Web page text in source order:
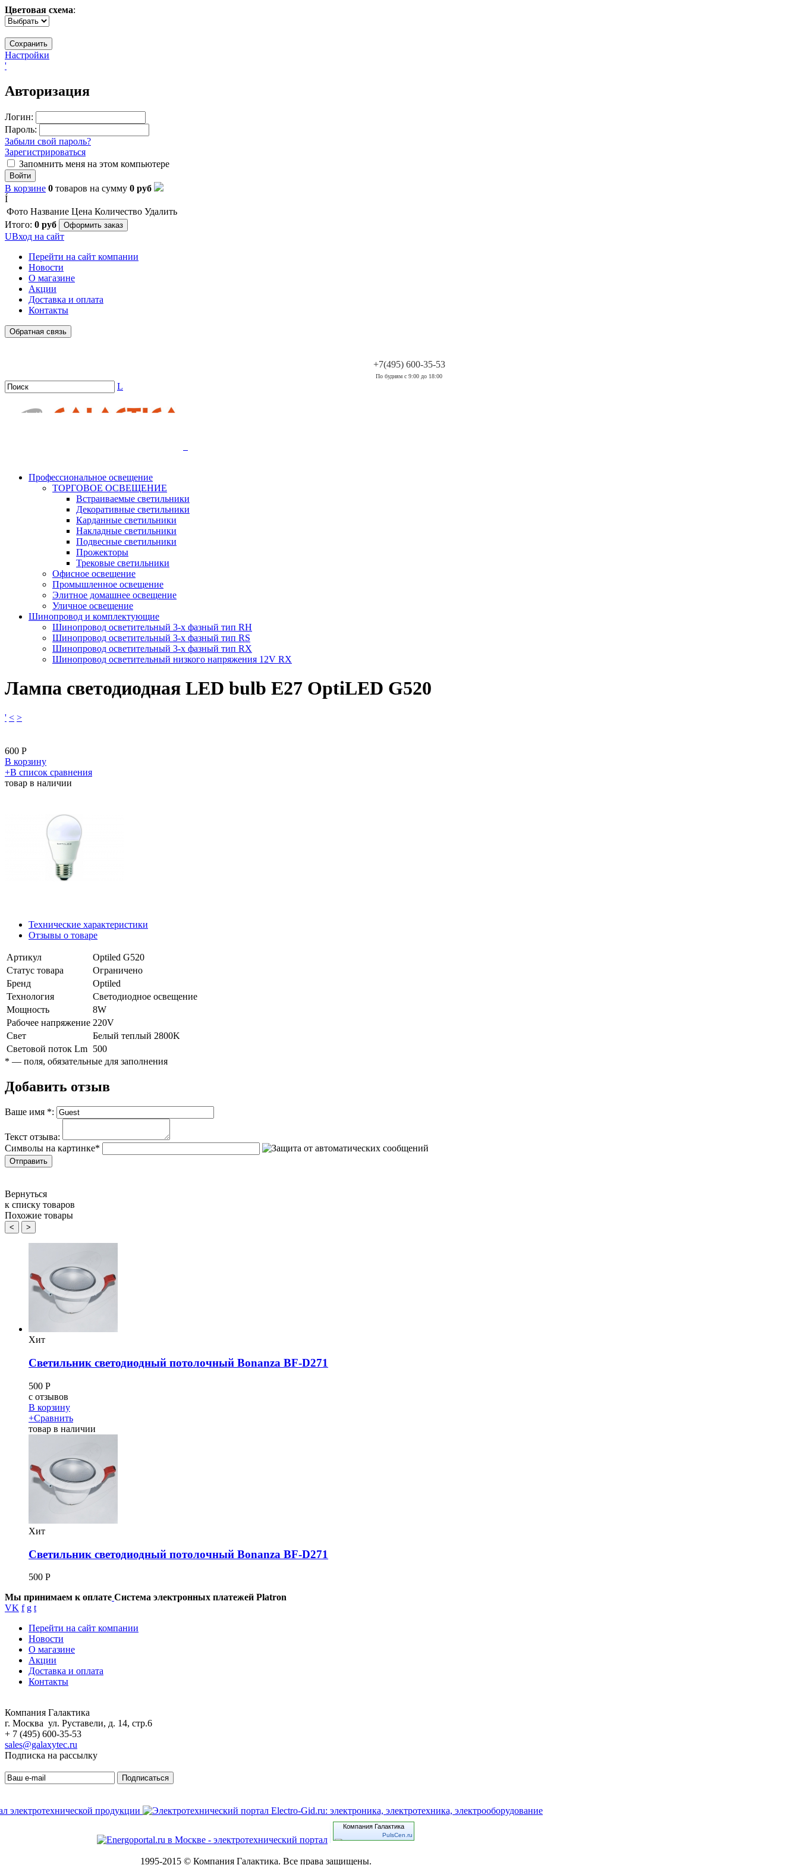
Цветовая схема:
Настройки
'
Авторизация
Логин:
Пароль:
Забыли свой пароль?
Зарегистрироваться
Запомнить меня на этом компьютере
Войти
В корзине 0 товаров на сумму 0 руб
Í
Фото Название Цена Количество Удалить
Итого: 0 руб Оформить заказ
UВход на сайт
Перейти на сайт компании
Новости
О магазине
Акции
Доставка и оплата
Контакты
Обратная связь
+7(495) 600-35-53
По будням с 9:00 до 18:00
L
Профессиональное освещение
ТОРГОВОЕ ОСВЕЩЕНИЕ
Встраиваемые светильники
Декоративные светильники
Карданные светильники
Накладные светильники
Подвесные светильники
Прожекторы
Трековые светильники
Офисное освещение
Промышленное освещение
Элитное домашнее освещение
Уличное освещение
Шинопровод и комплектующие
Шинопровод осветительный 3-х фазный тип RH
Шинопровод осветительный 3-х фазный тип RS
Шинопровод осветительный 3-х фазный тип RX
Шинопровод осветительный низкого напряжения 12V RX
Лампа светодиодная LED bulb E27 OptiLED G520
' < >
600 Р
В корзину
​+В список сравнения
товар в наличии
Технические характеристики
Отзывы о товаре
Артикул
Optiled G520
Статус товара
Ограничено
Бренд
Optiled
Технология
Светодиодное освещение
Мощность
8W
Рабочее напряжение 220V
Свет
Белый теплый 2800K
Световой поток Lm 500
* — поля, обязательные для заполнения
Добавить отзыв
Ваше имя *:
Текст отзыва:
Символы на картинке*
Вернуться
к списку товаров
Похожие товары
< >
Хит
Светильник светодиодный потолочный Bonanza BF-D271
500 Р
c отзывов
В корзину
+Сравнить
товар в наличии
Хит
Светильник светодиодный потолочный Bonanza BF-D271
500 Р
Мы принимаем к оплате Система электронных платежей Platron
VK f g t
Перейти на сайт компании
Новости
О магазине
Акции
Доставка и оплата
Контакты
Компания Галактика
г. Москва ул. Руставели, д. 14, стр.6
+ 7 (495) 600-35-53
sales@galaxytec.ru
Подписка на рассылку
Подписаться
Компания Галактика
PulsCen.ru
1995-2015 © Компания Галактика. Все права защищены.